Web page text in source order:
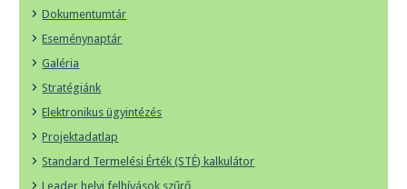
Dokumentumtár
Eseménynaptár
Galéria
Stratégiánk
Elektronikus ügyintézés
Projektadatlap
Standard Termelési Érték (STÉ) kalkulátor
Leader helyi felhívások szűrő